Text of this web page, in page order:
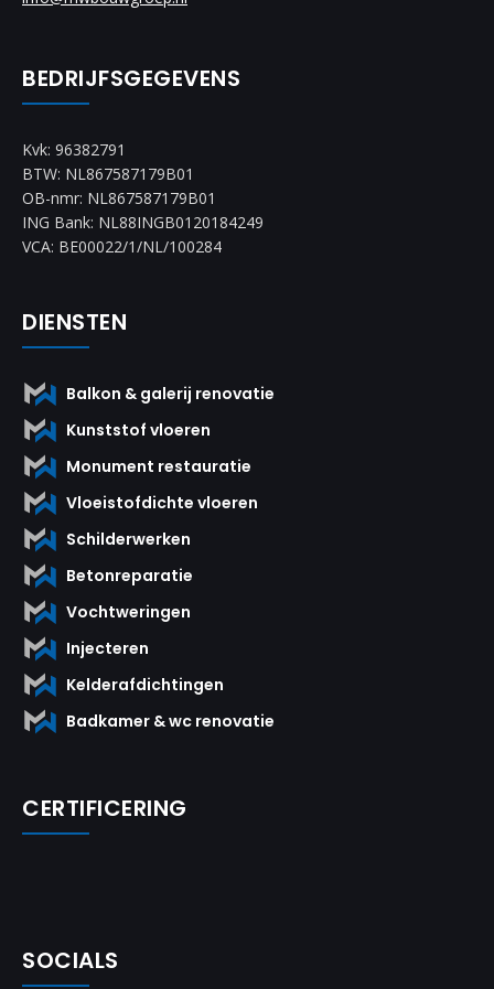
BEDRIJFSGEGEVENS
Kvk: 96382791
BTW: NL867587179B01
OB-nmr: NL867587179B01
ING Bank: NL88INGB0120184249
VCA: BE00022/1/NL/100284
DIENSTEN
Balkon & galerij renovatie
Kunststof vloeren
Monument restauratie
Vloeistofdichte vloeren
Schilderwerken
Betonreparatie
Vochtweringen
Injecteren
Kelderafdichtingen
Badkamer & wc renovatie
CERTIFICERING
SOCIALS